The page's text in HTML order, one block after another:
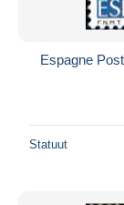
Espagne
Statuut